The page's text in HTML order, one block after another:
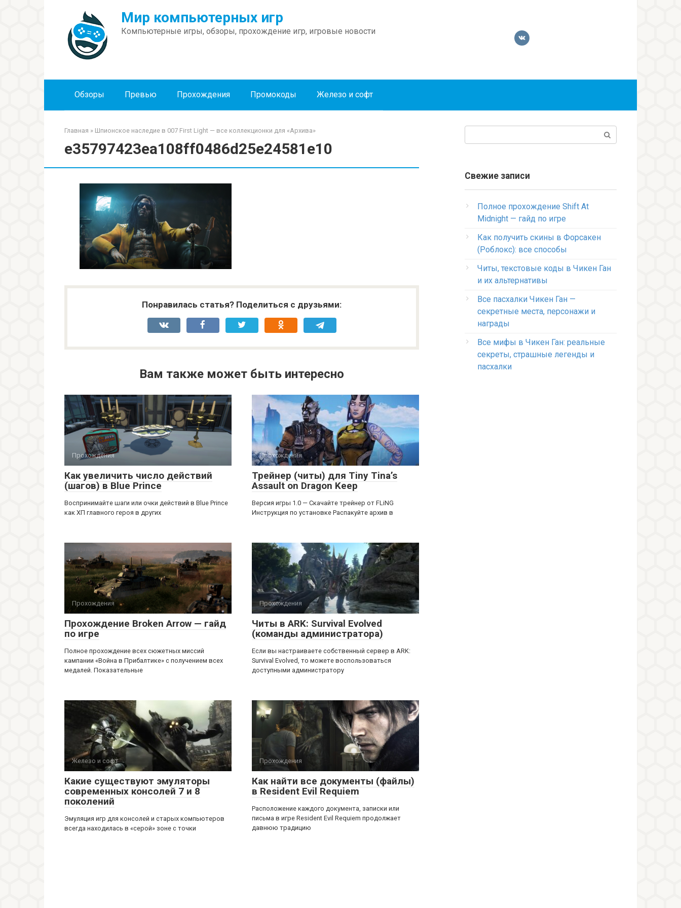
Мир компьютерных игр
Компьютерные игры, обзоры, прохождение игр, игровые новости
Обзоры Превью Прохождения Промокоды Железо и софт
Главная » Шпионское наследие в 007 First Light — все коллекционки для «Архива»
e35797423ea108ff0486d25e24581e10
Понравилась статья? Поделиться с друзьями:
Вам также может быть интересно
Прохождения
Как увеличить число действий
(шагов) в Blue Prince
Воспринимайте шаги или очки действий в Blue Prince
как ХП главного героя в других
Прохождения
Трейнер (читы) для Tiny Tina’s
Assault on Dragon Keep
Версия игры 1.0 — Скачайте трейнер от FLiNG
Инструкция по установке Распакуйте архив в
Прохождения
Прохождение Broken Arrow — гайд
по игре
Полное прохождение всех сюжетных миссий
кампании «Война в Прибалтике» с получением всех
медалей. Показательные
Прохождения
Читы в ARK: Survival Evolved
(команды администратора)
Если вы настраиваете собственный сервер в ARK:
Survival Evolved, то можете воспользоваться
доступными администратору
Железо и софт
Какие существуют эмуляторы
современных консолей 7 и 8
поколений
Эмуляция игр для консолей и старых компьютеров
всегда находилась в «серой» зоне с точки
Прохождения
Как найти все документы (файлы)
в Resident Evil Requiem
Расположение каждого документа, записки или
письма в игре Resident Evil Requiem продолжает
давнюю традицию
Свежие записи
Полное прохождение Shift At
Midnight — гайд по игре
Как получить скины в Форсакен
(Роблокс): все способы
Читы, текстовые коды в Чикен Ган
и их альтернативы
Все пасхалки Чикен Ган —
секретные места, персонажи и
награды
Все мифы в Чикен Ган: реальные
секреты, страшные легенды и
пасхалки